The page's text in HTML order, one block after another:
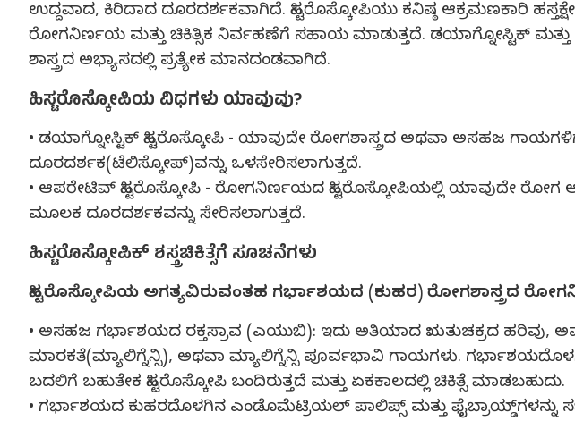
ಉದ್ದವಾದ, ಕಿರಿದಾದ ದೂರದರ್ಶಕವಾಗಿದೆ. ಹಿಸ್ಟರೊಸ್ಕೋಪಿಯು ಕನಿಷ್ಠ ಆಕ್ರಮಣಕಾರಿ
ರೋಗನಿರ್ಣಯ ಮತ್ತು ಚಿಕಿತ್ಸಿಕ ನಿರ್ವಹಣೆಗೆ ಸಹಾಯ ಮಾಡುತ್ತದೆ. ಡಯಾಗ್ನೋಸ್ಟಿಕ್ ಮತ್ತು
ಶಾಸ್ತ್ರದ ಅಭ್ಯಾಸದಲ್ಲಿ ಪ್ರತ್ಯೇಕ ಮಾನದಂಡವಾಗಿದೆ.
ಹಿಸ್ಟರೊಸ್ಕೋಪಿಯ ವಿಧಗಳು ಯಾವುವು?
• ಡಯಾಗ್ನೋಸ್ಟಿಕ್ ಹಿಸ್ಟರೊಸ್ಕೋಪಿ - ಯಾವುದೇ ರೋಗಶಾಸ್ತ್ರದ ಅಥವಾ ಅಸಹಜ
ದೂರದರ್ಶಕ(ಟೆಲಿಸ್ಕೋಪ್)ವನ್ನು ಒಳಸೇರಿಸಲಾಗುತ್ತದೆ.
• ಆಪರೇಟಿವ್ ಹಿಸ್ಟರೊಸ್ಕೋಪಿ - ರೋಗನಿರ್ಣಯದ ಹಿಸ್ಟರೊಸ್ಕೋಪಿಯಲ್ಲಿ ಯಾವುದೇ ರೋಗ
ಮೂಲಕ ದೂರದರ್ಶಕವನ್ನು ಸೇರಿಸಲಾಗುತ್ತದೆ.
ಹಿಸ್ಟರೊಸ್ಕೋಪಿಕ್ ಶಸ್ತ್ರಚಿಕಿತ್ಸೆಗೆ ಸೂಚನೆಗಳು
ಹಿಸ್ಟರೊಸ್ಕೋಪಿಯ ಅಗತ್ಯವಿರುವಂತಹ ಗರ್ಭಾಶಯದ (ಕುಹರ) ರೋಗಶಾಸ್ತ್ರದ
• ಅಸಹಜ ಗರ್ಭಾಶಯದ ರಕ್ತಸ್ರಾವ (ಎಯುಬಿ): ಇದು ಅತಿಯಾದ ಋತುಚಕ್ರದ ಹರಿವು,
ಮಾರಕತೆ(ಮ್ಯಾಲಿಗ್ನೆನ್ಸಿ), ಅಥವಾ ಮ್ಯಾಲಿಗ್ನೆನ್ಸಿ ಪೂರ್ವಭಾವಿ ಗಾಯಗಳು.
ಬದಲಿಗೆ ಬಹುತೇಕ ಹಿಸ್ಟರೊಸ್ಕೋಪಿ ಬಂದಿರುತ್ತದೆ ಮತ್ತು ಏಕಕಾಲದಲ್ಲಿ ಚಿಕಿತ್ಸೆ ಮಾಡಬಹುದು.
• ಗರ್ಭಾಶಯದ ಕುಹರದೊಳಗಿನ ಎಂಡೊಮೆಟ್ರಿಯಲ್ ಪಾಲಿಪ್ಸ್ ಮತ್ತು